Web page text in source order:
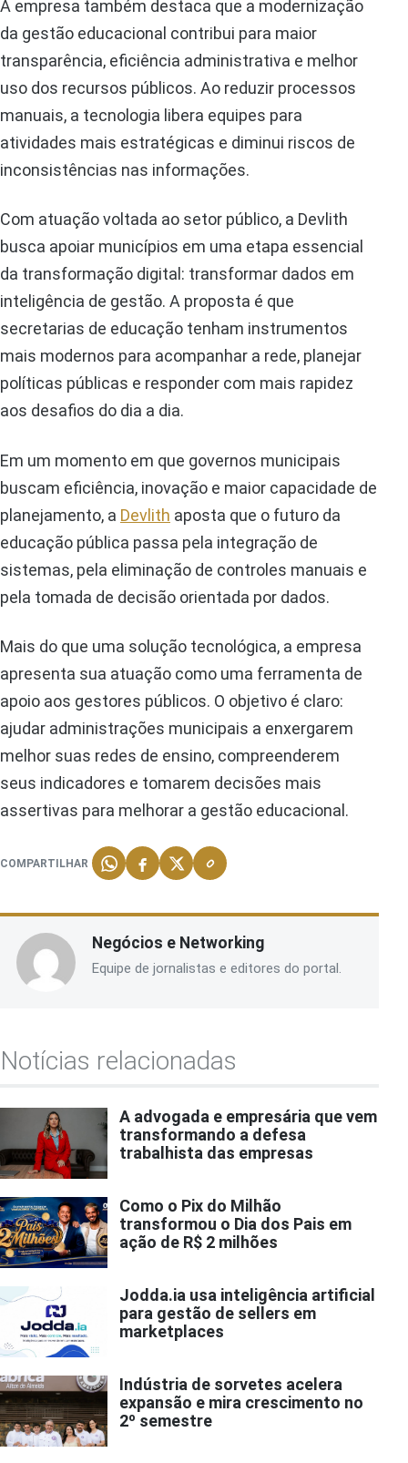
A empresa também destaca que a modernização
da gestão educacional contribui para maior
transparência, eficiência administrativa e melhor
uso dos recursos públicos. Ao reduzir processos
manuais, a tecnologia libera equipes para
atividades mais estratégicas e diminui riscos de
inconsistências nas informações.
Com atuação voltada ao setor público, a Devlith
busca apoiar municípios em uma etapa essencial
da transformação digital: transformar dados em
inteligência de gestão. A proposta é que
secretarias de educação tenham instrumentos
mais modernos para acompanhar a rede, planejar
políticas públicas e responder com mais rapidez
aos desafios do dia a dia.
Em um momento em que governos municipais
buscam eficiência, inovação e maior capacidade de
planejamento, a Devlith aposta que o futuro da
educação pública passa pela integração de
sistemas, pela eliminação de controles manuais e
pela tomada de decisão orientada por dados.
Mais do que uma solução tecnológica, a empresa
apresenta sua atuação como uma ferramenta de
apoio aos gestores públicos. O objetivo é claro:
ajudar administrações municipais a enxergarem
melhor suas redes de ensino, compreenderem
seus indicadores e tomarem decisões mais
assertivas para melhorar a gestão educacional.
COMPARTILHAR
Negócios e Networking
Equipe de jornalistas e editores do portal.
Notícias relacionadas
A advogada e empresária que vem
transformando a defesa
trabalhista das empresas
Como o Pix do Milhão
transformou o Dia dos Pais em
ação de R$ 2 milhões
Jodda.ia usa inteligência artificial
para gestão de sellers em
marketplaces
Indústria de sorvetes acelera
expansão e mira crescimento no
2º semestre